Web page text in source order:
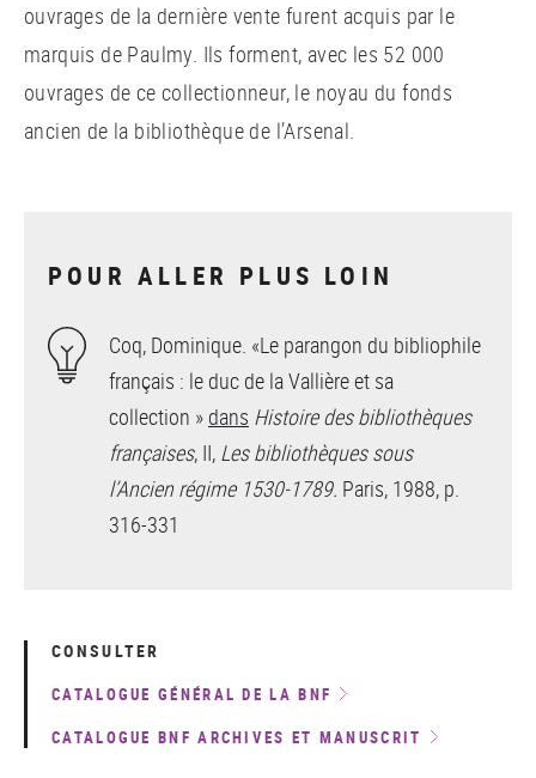
ouvrages de la dernière vente furent acquis par le
marquis de Paulmy. Ils forment, avec les 52 000
ouvrages de ce collectionneur, le noyau du fonds
ancien de la bibliothèque de l’Arsenal.
POUR ALLER PLUS LOIN
Coq, Dominique. «Le parangon du bibliophile
français : le duc de la Vallière et sa
collection » dans Histoire des bibliothèques
françaises, II, Les bibliothèques sous
l’Ancien régime 1530-1789. Paris, 1988, p.
316-331
CONSULTER
CATALOGUE GÉNÉRAL DE LA BNF
CATALOGUE BNF ARCHIVES ET MANUSCRIT